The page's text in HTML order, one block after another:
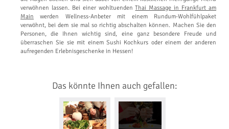
verwöhnen lassen. Bei einer wohltuendenThai Massage in Frankfurt am
Main werden Wellness-Anbeter mit einem Rundum-Wohlfühlpaket
verwöhnt, bei dem sie mal so richtig abschalten können. Machen Sie den
Personen, die Ihnen wichtig sind, eine ganz besondere Freude und
überraschen Sie sie mit einem Sushi Kochkurs oder einem der anderen
aufregenden Erlebnisgeschenke in Hessen!
Das könnte Ihnen auch gefallen: